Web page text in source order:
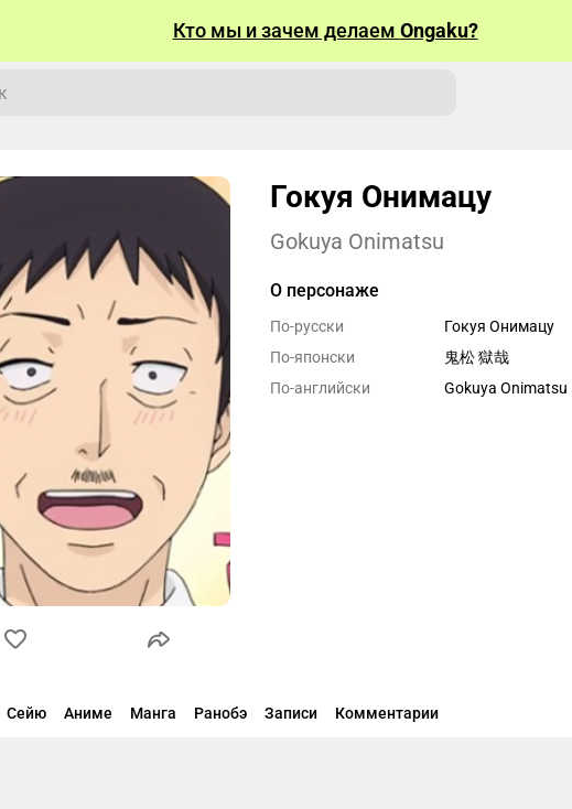
Кто мы и зачем делаем Ongaku?
Гокуя Онимацу
Gokuya Onimatsu
О персонаже
По-русски
Гокуя Онимацу
По-японски
鬼松 獄哉
По-английски
Gokuya Onimatsu
Сейю Аниме Манга Ранобэ Записи Комментарии